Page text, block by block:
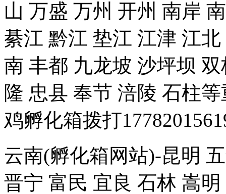
山 万盛 万州 开州 南岸
綦江 黔江 垫江 江津 江
南 丰都 九龙坡 沙坪坝
隆 忠县 奉节 涪陵 石柱
鸡孵化箱拨打
云南(孵化箱网站)-昆明
晋宁 富民 宜良 石林 嵩